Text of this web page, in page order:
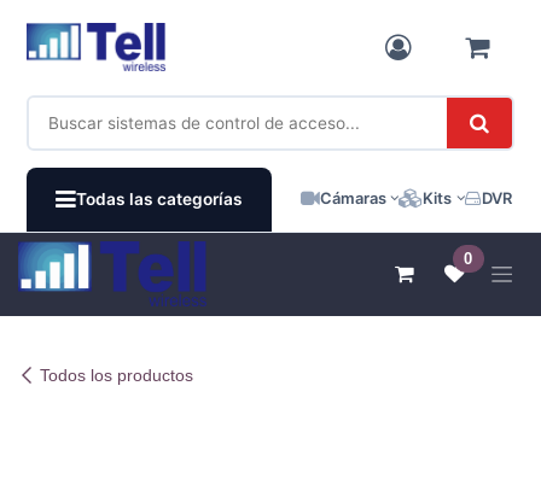
Todas las categorías Cámaras Kits DVR /
0
Todos los productos